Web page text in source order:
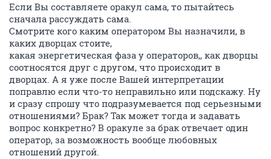
Если Вы составляете оракул сама, то пытайтесь
сначала рассуждать сама.
Смотрите кого каким оператором Вы назначили, в
каких дворцах стоите,
какая энергетическая фаза у операторов,, как дворцы
соотносятся друг с другом, что происходит в
дворцах. А я уже после Вашей интерпретации
поправлю если что-то неправильно или подскажу. Ну
и сразу спрошу что подразумевается под серьезными
отношениями? Брак? Так может тогда и задавать
вопрос конкретно? В оракуле за брак отвечает один
оператор, за возможность вообще любовных
отношений другой.